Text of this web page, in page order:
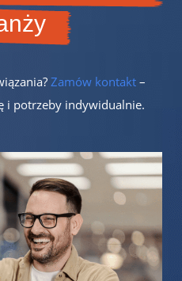
Zamów kontakt–
i potrzeby indywidualnie.